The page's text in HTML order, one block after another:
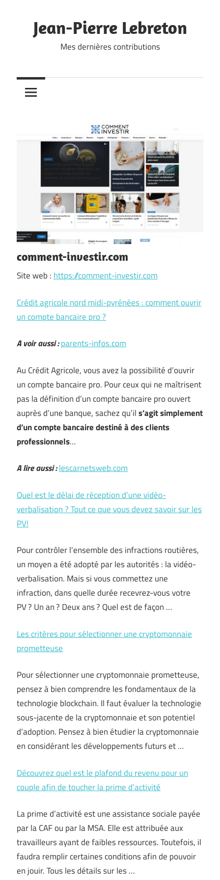
contentJean-Pierre Lebreton
Mes dernières contributions
comment-investir.com
Site web : https://comment-investir.com
Crédit agricole nord midi-pyrénées : comment ouvrir
un compte bancaire pro ?
A voir aussi :parents-infos.com
Au Crédit Agricole, vous avez la possibilité d’ouvrir
un compte bancaire pro. Pour ceux qui ne maîtrisent
pas la définition d’un compte bancaire pro ouvert
auprès d’une banque, sachez qu’ils’agit simplement
d’un compte bancaire destiné à des clients
professionnels…
A lire aussi :lescarnetsweb.com
Quel est le délai de réception d’une vidéo-
verbalisation ? Tout ce que vous devez savoir sur les
PV!
Pour contrôler l’ensemble des infractions routières,
un moyen a été adopté par les autorités : la vidéo-
verbalisation. Mais si vous commettez une
infraction, dans quelle durée recevrez-vous votre
PV ? Un an ? Deux ans ? Quel est de façon …
Les critères pour sélectionner une cryptomonnaie
prometteuse
Pour sélectionner une cryptomonnaie prometteuse,
pensez à bien comprendre les fondamentaux de la
technologie blockchain. Il faut évaluer la technologie
sous-jacente de la cryptomonnaie et son potentiel
d’adoption. Pensez à bien étudier la cryptomonnaie
en considérant les développements futurs et …
Découvrez quel est le plafond du revenu pour un
couple afin de toucher la prime d’activité
La prime d’activité est une assistance sociale payée
par la CAF ou par la MSA. Elle est attribuée aux
travailleurs ayant de faibles ressources. Toutefois, il
faudra remplir certaines conditions afin de pouvoir
en jouir. Tous les détails sur les …